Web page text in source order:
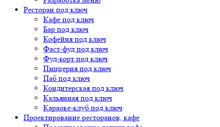
Ресторан под ключ
Кафе под ключ
Бар под ключ
Кофейня под ключ
Фаст-фуд под ключ
Фуд-корт под ключ
Пиццерия под ключ
Паб под ключ
Кондитерская под ключ
Кальянная под ключ
Караоке-клуб под ключ
Проектирование ресторанов, кафе